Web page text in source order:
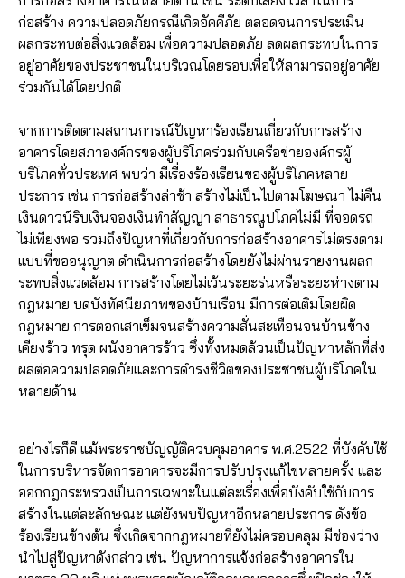
ก่อสร้าง ความปลอดภัยกรณีเกิดอัคคีภัย ตลอดจนการประเมิน
ผลกระทบต่อสิ่งแวดล้อม เพื่อความปลอดภัย ลดผลกระทบในการ
อยู่อาศัยของประชาชนในบริเวณโดยรอบเพื่อให้สามารถอยู่อาศัย
ร่วมกันได้โดยปกติ
จากการติดตามสถานการณ์ปัญหาร้องเรียนเกี่ยวกับการสร้าง
อาคารโดยสภาองค์กรของผู้บริโภคร่วมกับเครือข่ายองค์กรผู้
บริโภคทั่วประเทศ พบว่า มีเรื่องร้องเรียนของผู้บริโภคหลาย
ประการ เช่น การก่อสร้างล่าช้า สร้างไม่เป็นไปตามโฆษณา ไม่คืน
เงินดาวน์ริบเงินจองเงินทำสัญญา สาธารณูปโภคไม่มี ที่จอดรถ
ไม่เพียงพอ รวมถึงปัญหาที่เกี่ยวกับการก่อสร้างอาคารไม่ตรงตาม
แบบที่ขออนุญาต ดำเนินการก่อสร้างโดยยังไม่ผ่านรายงานผลก
ระทบสิ่งแวดล้อม การสร้างโดยไม่เว้นระยะร่นหรือระยะห่างตาม
กฎหมาย บดบังทัศนียภาพของบ้านเรือน มีการต่อเติมโดยผิด
กฎหมาย การตอกเสาเข็มจนสร้างความสั่นสะเทือนจนบ้านข้าง
เคียงร้าว ทรุด ผนังอาคารร้าว ซึ่งทั้งหมดล้วนเป็นปัญหาหลักที่ส่ง
ผลต่อความปลอดภัยและการดำรงชีวิตของประชาชนผู้บริโภคใน
หลายด้าน
อย่างไรก็ดี แม้พระราชบัญญัติควบคุมอาคาร พ.ศ.2522 ที่บังคับใช้
ในการบริหารจัดการอาคารจะมีการปรับปรุงแก้ไขหลายครั้ง และ
ออกกฎกระทรวงเป็นการเฉพาะในแต่ละเรื่องเพื่อบังคับใช้กับการ
สร้างในแต่ละลักษณะ แต่ยังพบปัญหาอีกหลายประการ ดังข้อ
ร้องเรียนข้างต้น ซึ่งเกิดจากกฎหมายที่ยังไม่ครอบคลุม มีช่องว่าง
นำไปสู่ปัญหาดังกล่าว เช่น ปัญหาการแจ้งก่อสร้างอาคารใน